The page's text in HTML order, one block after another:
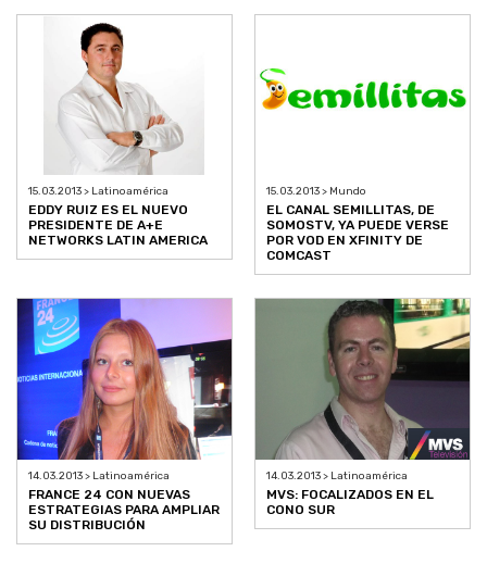
15.03.2013 > Latinoamérica
EDDY RUIZ ES EL NUEVO
PRESIDENTE DE A+E
NETWORKS LATIN AMERICA
15.03.2013 > Mundo
EL CANAL SEMILLITAS, DE
SOMOSTV, YA PUEDE VERSE
POR VOD EN XFINITY DE
COMCAST
14.03.2013 > Latinoamérica
FRANCE 24 CON NUEVAS
ESTRATEGIAS PARA AMPLIAR
SU DISTRIBUCIÓN
14.03.2013 > Latinoamérica
MVS: FOCALIZADOS EN EL
CONO SUR